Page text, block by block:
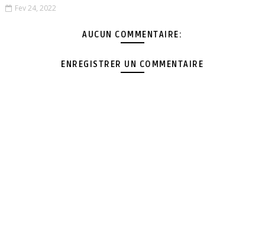
Fev 24, 2022
AUCUN COMMENTAIRE:
ENREGISTRER UN COMMENTAIRE